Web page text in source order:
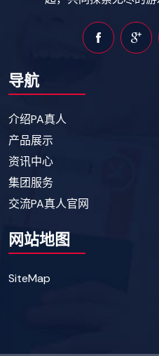
导航
介绍PA真人
产品展示
资讯中心
集团服务
交流PA真人官网
网站地图
SiteMap